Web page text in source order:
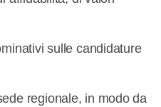
sulle candidature
regionale, in modo da